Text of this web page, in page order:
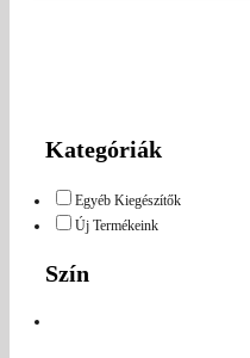
Kategóriák
Egyéb Kiegészítők
Új Termékeink
Szín